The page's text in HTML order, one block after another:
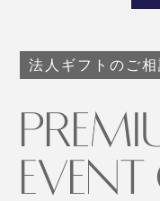
法人ギフトのご相